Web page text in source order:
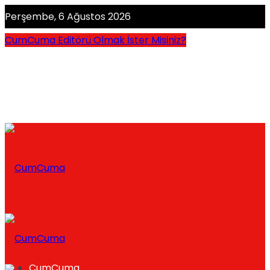
Perşembe, 6 Ağustos 2026
CumCuma Editörü Olmak İster Misiniz?